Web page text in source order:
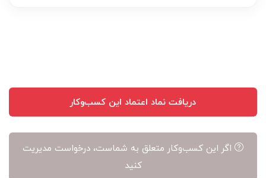
دریافت نماد اعتماد این کسب‌وکار
اگر این کسب‌وکار متعلق به شماست، درخواست مدیریت
کنید